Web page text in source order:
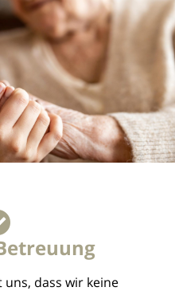
dass wir keine